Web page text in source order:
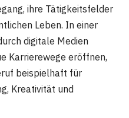
ihre Tätigkeitsfelder
Leben. In einer
digitale Medien
Karrierewege eröffnen,
beispielhaft für
Kreativität und